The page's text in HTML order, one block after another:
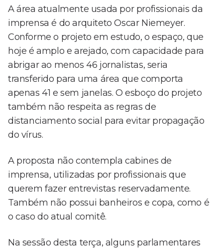
A área atualmente usada por profissionais da
imprensa é do arquiteto Oscar Niemeyer.
Conforme o projeto em estudo, o espaço, que
hoje é amplo e arejado, com capacidade para
abrigar ao menos 46 jornalistas, seria
transferido para uma área que comporta
apenas 41 e sem janelas. O esboço do projeto
também não respeita as regras de
distanciamento social para evitar propagação
do vírus.
A proposta não contempla cabines de
imprensa, utilizadas por profissionais que
querem fazer entrevistas reservadamente.
Também não possui banheiros e copa, como é
o caso do atual comitê.
Na sessão desta terça, alguns parlamentares